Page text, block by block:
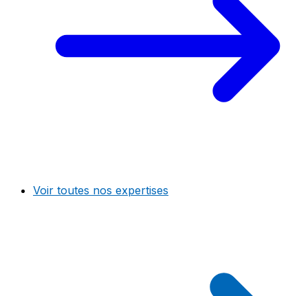
Voir toutes nos expertises